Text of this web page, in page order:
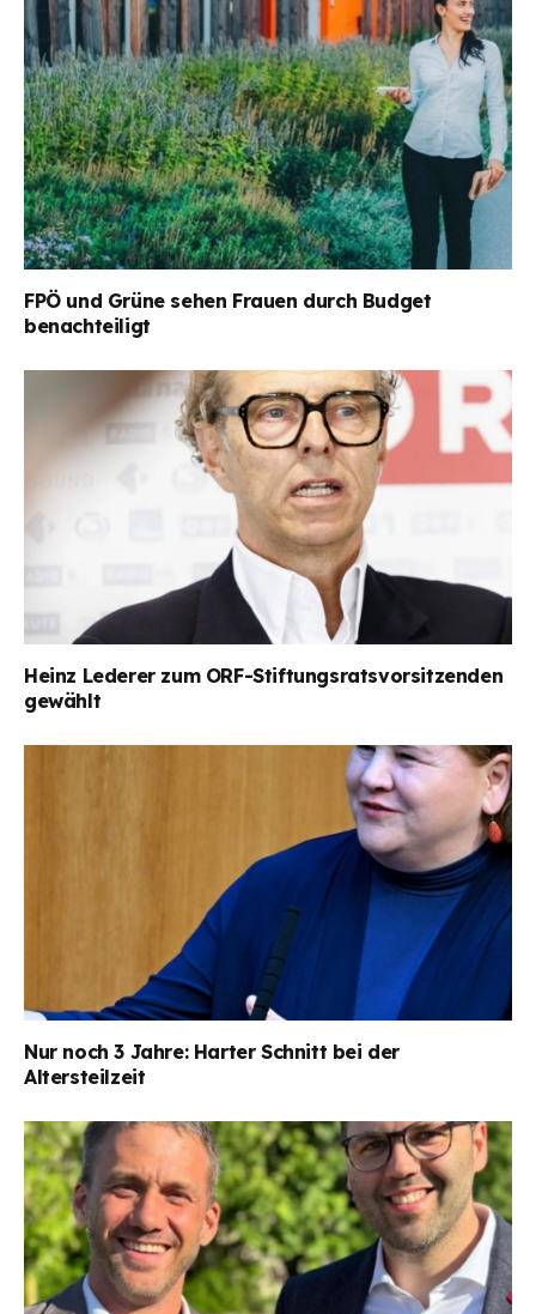
FPÖ und Grüne sehen Frauen durch Budget
benachteiligt
Heinz Lederer zum ORF-Stiftungsratsvorsitzenden
gewählt
Nur noch 3 Jahre: Harter Schnitt bei der
Altersteilzeit